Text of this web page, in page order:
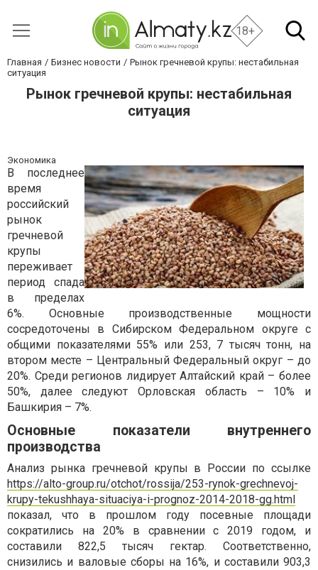
18+
Главная Бизнес новости
Рынок гречневой крупы: нестабильная
ситуация
Рынок гречневой крупы: нестабильная
ситуация
Экономика
В последнее
время
российский
рынок
гречневой
крупы
переживает
период спада
в пределах
6%. Основные производственные мощности
сосредоточены в Сибирском Федеральном округе с
общими показателями 55% или 253, 7 тысяч тонн, на
втором месте – Центральный Федеральный округ – до
20%. Среди регионов лидирует Алтайский край – более
50%, далее следуют Орловская область – 10% и
Башкирия – 7%.
Основные показатели внутреннего
производства
Анализ рынка гречневой крупы в России по ссылке
https://alto-group.ru/otchot/rossija/253-rynok-grechnevoj-
krupy-tekushhaya-situaciya-i-prognoz-2014-2018-gg.html
показал, что в прошлом году посевные площади
сократились на 20% в сравнении с 2019 годом, и
составили 822,5 тысяч гектар. Соответственно,
снизились и валовые сборы на 16%, и составили 903,3